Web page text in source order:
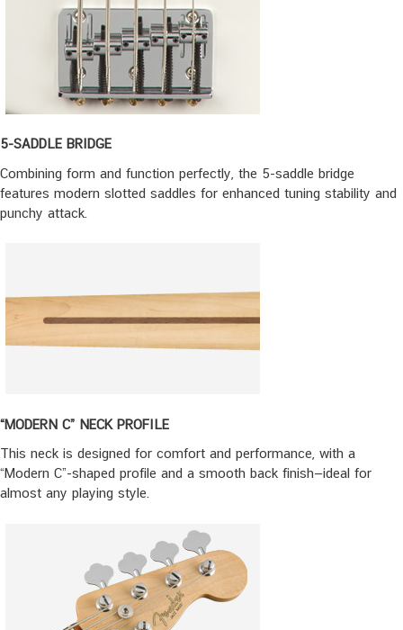
5-SADDLE BRIDGE
Combining form and function perfectly, the 5-saddle bridge
features modern slotted saddles for enhanced tuning stability and
punchy attack.
“MODERN C” NECK PROFILE
This neck is designed for comfort and performance, with a
“Modern C”-shaped profile and a smooth back finish—ideal for
almost any playing style.